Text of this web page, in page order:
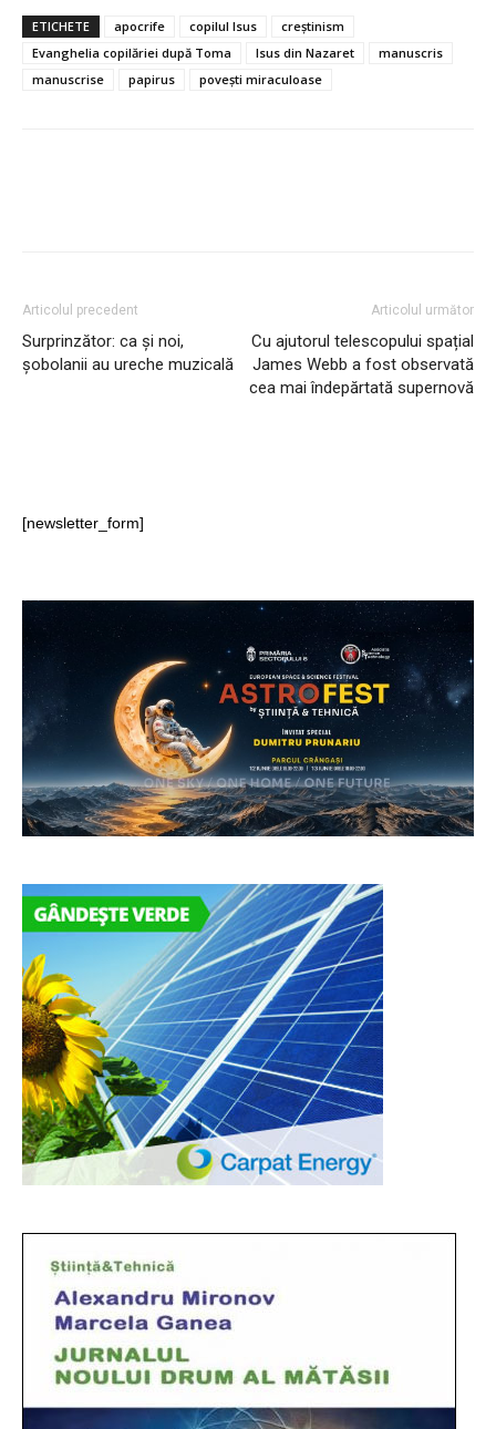
ETICHETE apocrife copilul Isus
creștinism
Evanghelia copilăriei după Toma
Isus din Nazaret
manuscris
manuscrise
papirus povești miraculoase
Articolul precedent
Surprinzător: ca și noi,
șobolanii au ureche muzicală
Articolul următor
Cu ajutorul telescopului spațial
James Webb a fost observată
cea mai îndepărtată supernovă
[newsletter_form]